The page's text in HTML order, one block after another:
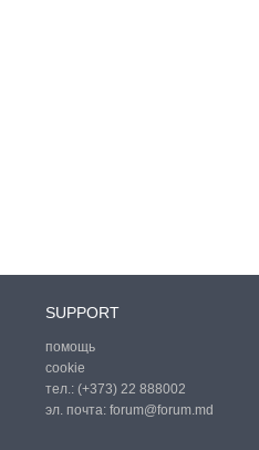
SUPPORT
помощь
cookie
тел.: (+373) 22 888002
эл. почта: forum@forum.md